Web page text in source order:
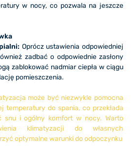
w nocy, co pozwala na jeszcze
Oprócz ustawienia odpowiedniej
zadbać o odpowiednie zasłony
zablokować nadmiar ciepła w ciągu
pomieszczenia.
może być niezwykle pomocna
temperatury do spania, co przekłada
snu i ogólny komfort w nocy. Warto
klimatyzacji do własnych
optymalne warunki do odpoczynku